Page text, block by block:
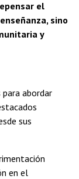
el
sino
y
abordar
sus
en el